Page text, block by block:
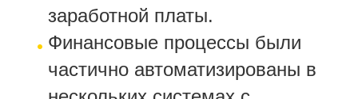
заработной платы.
Финансовые процессы были
частично автоматизированы в